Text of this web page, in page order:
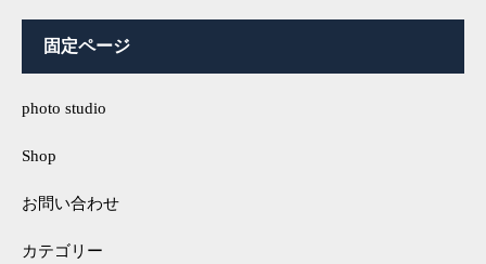
固定ページ
photo studio
Shop
お問い合わせ
カテゴリー